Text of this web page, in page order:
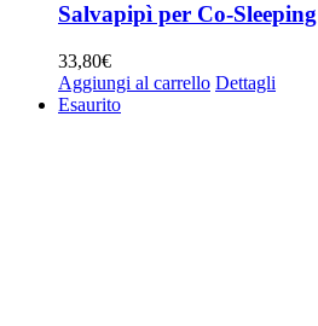
Salvapipì per Co-Sleeping
33,80€
Aggiungi al carrello Dettagli
Esaurito